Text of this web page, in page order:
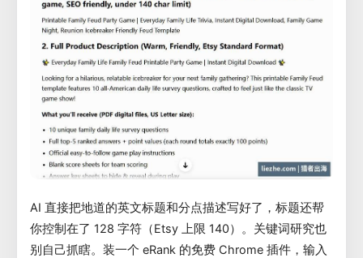
AI 直接把地道的英文标题和分点描述写好了，标题还帮
你控制在了 128 字符（Etsy 上限 140）。关键词研究也
别自己抓瞎。装一个 eRank 的免费 Chrome 插件，输入